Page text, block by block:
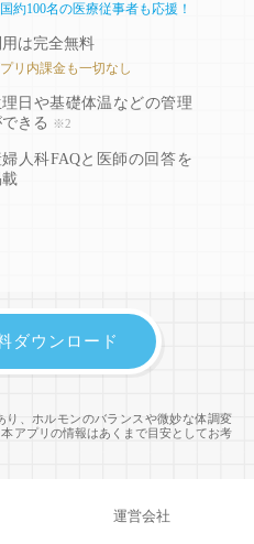
約100名の医療従事者も応援！
は完全無料
リ内課金も一切なし
理日や基礎体温などの管理
きる
※2
婦人科FAQと医師の回答を
、ホルモンのバランスや微妙な体調変
アプリの情報はあくまで目安としてお考
ダウンロード
運営会社